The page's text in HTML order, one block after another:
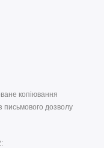
копіювання
письмового дозволу